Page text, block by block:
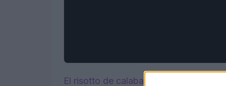
El risotto de calabaza y castañas es